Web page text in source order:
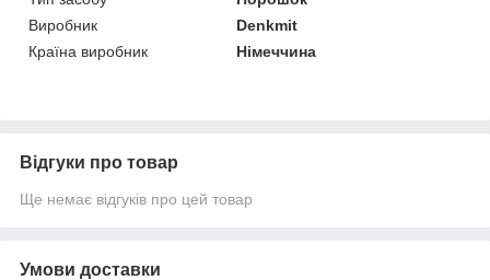
Виробник
Denkmit
Країна виробник
Німеччина
Відгуки про товар
Ще немає відгуків про цей товар
Умови доставки